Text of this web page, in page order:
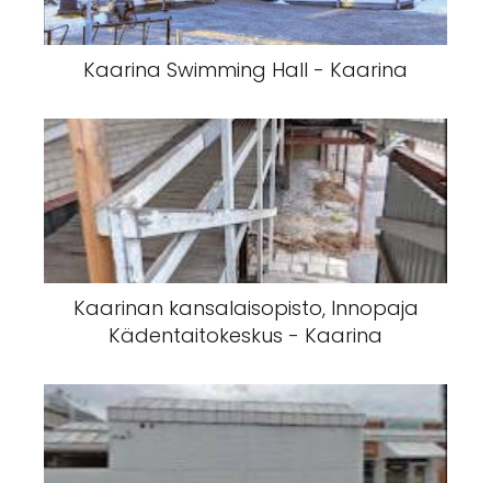
Kaarina Swimming Hall - Kaarina
Kaarinan kansalaisopisto, Innopaja
Kädentaitokeskus - Kaarina